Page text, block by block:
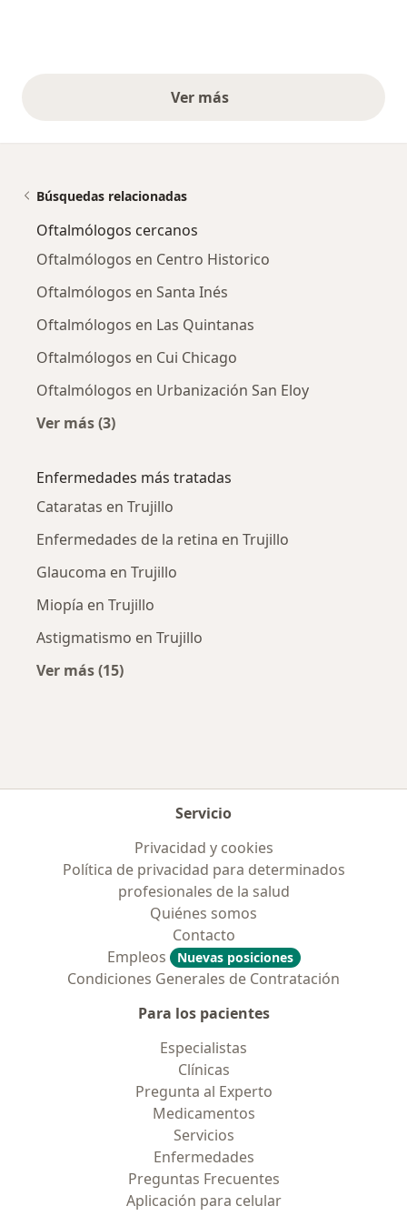
Ver másopiniones anteriores
Búsquedas relacionadas
Oftalmólogos cercanos
Oftalmólogos en Centro Historico
Oftalmólogos en Santa Inés
Oftalmólogos en Las Quintanas
Oftalmólogos en Cui Chicago
Oftalmólogos en Urbanización San Eloy
Ver más (3)
Enfermedades más tratadas
Cataratas en Trujillo
Enfermedades de la retina en Trujillo
Glaucoma en Trujillo
Miopía en Trujillo
Astigmatismo en Trujillo
Ver más (15)
Servicio
Privacidad y cookies
Política de privacidad para determinados
profesionales de la salud
Quiénes somos
Contacto
Empleos
Nuevas posiciones
Condiciones Generales de Contratación
Para los pacientes
Especialistas
Clínicas
Pregunta al Experto
Medicamentos
Servicios
Enfermedades
Preguntas Frecuentes
Aplicación para celular